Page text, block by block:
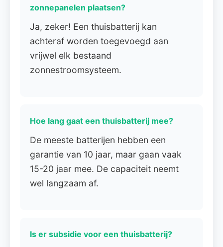
zonnepanelen plaatsen?
Ja, zeker! Een thuisbatterij kan
achteraf worden toegevoegd aan
vrijwel elk bestaand
zonnestroomsysteem.
Hoe lang gaat een thuisbatterij mee?
De meeste batterijen hebben een
garantie van 10 jaar, maar gaan vaak
15-20 jaar mee. De capaciteit neemt
wel langzaam af.
Is er subsidie voor een thuisbatterij?